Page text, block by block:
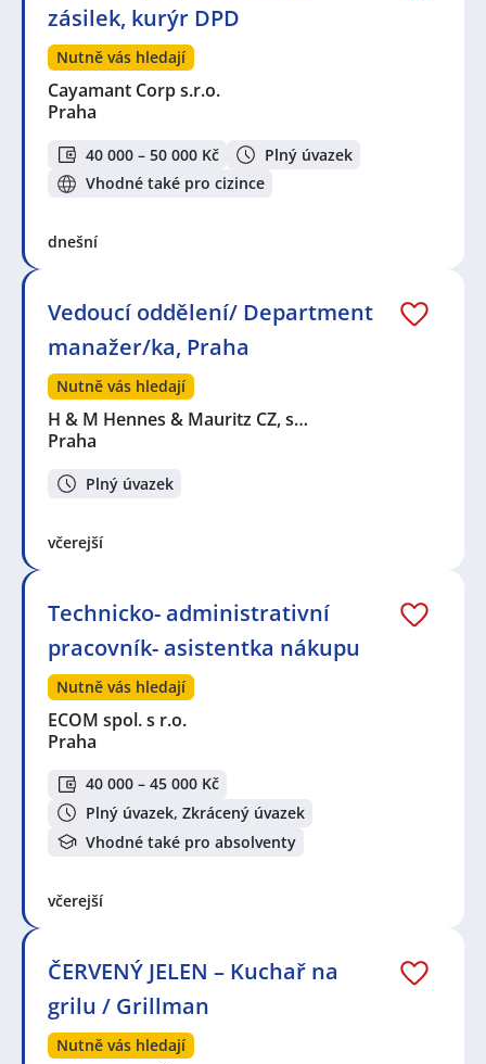
zásilek, kurýr DPD
Nutně vás hledají
Cayamant Corp s.r.o.
Praha
40 000 – 50 000 Kč
Plný úvazek
Vhodné také pro cizince
dnešní
Vedoucí oddělení/ Department
manažer/ka, Praha
Nutně vás hledají
H & M Hennes & Mauritz CZ, s…
Praha
Plný úvazek
včerejší
Technicko- administrativní
pracovník- asistentka nákupu
Nutně vás hledají
ECOM spol. s r.o.
Praha
40 000 – 45 000 Kč
Plný úvazek, Zkrácený úvazek
Vhodné také pro absolventy
včerejší
ČERVENÝ JELEN – Kuchař na
grilu / Grillman
Nutně vás hledají